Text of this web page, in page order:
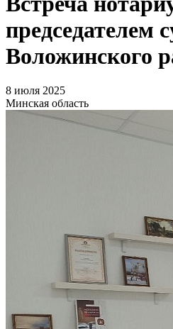
председателем
Воложинского
8 июля 2025
Минская область